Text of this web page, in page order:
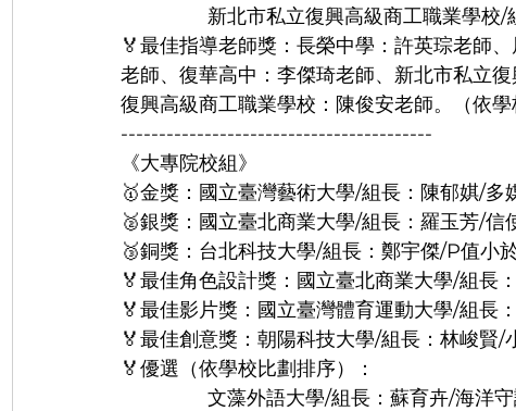
新北市私立復興高級商工職業學校/組
🏅最佳指導老師獎：長榮中學：許英琮老師
老師、復華高中：李傑琦老師、新北市私立
復興高級商工職業學校：陳俊安老師。（依學
-----------------------------------------
《大專院校組》
🥇金獎：國立臺灣藝術大學/組長：陳郁娸/多
🥈銀獎：國立臺北商業大學/組長：羅玉芳/信
🥉銅獎：台北科技大學/組長：鄭宇傑/P值小
🏅最佳角色設計獎：國立臺北商業大學/組長
🏅最佳影片獎：國立臺灣體育運動大學/組長
🏅最佳創意獎：朝陽科技大學/組長：林峻賢/
🏅優選（依學校比劃排序）：
文藻外語大學/組長：蘇育卉/海洋守